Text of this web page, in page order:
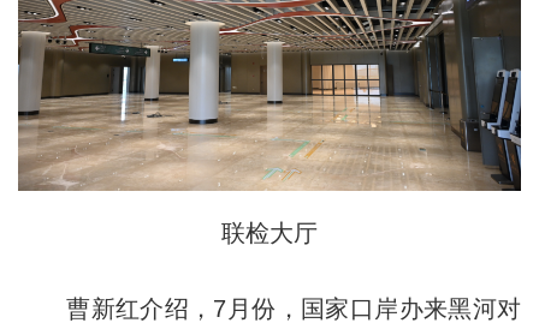
联检大厅
曹新红介绍，7月份，国家口岸办来黑河对